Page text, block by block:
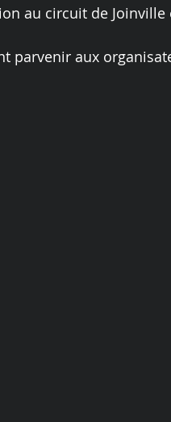
au circuit de
parvenir aux